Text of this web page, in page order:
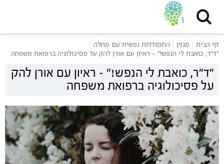
דף הבית מגזין
התמודדות נפשית עם מחלה
"ד"ר, כואבת לי הנפש!" – ראיון עם אורן להק על פסיכולוגיה ברפואת משפחה
"ד"ר, כואבת לי הנפש!" – ראיון עם אורן להק
על פסיכולוגיה ברפואת משפחה